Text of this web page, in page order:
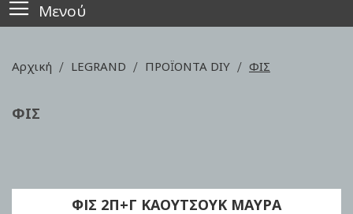
Μενού
Αρχική LEGRAND ΠΡΟΪΟΝΤΑ DIY ΦΙΣ
ΦΙΣ
ΦΙΣ 2Π+Γ ΚΑΟΥΤΣΟΥΚ ΜΑΥΡΑ